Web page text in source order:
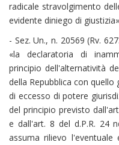
radicale stravolgimento
evidente diniego di
- Sez. Un., n. 20569 (Rv.
«la declaratoria di
principio dell'alternatività
della Repubblica con
di eccesso di potere
del principio previsto
e dall'art. 8 del d.P.R. 24
assuma rilievo l'eventuale